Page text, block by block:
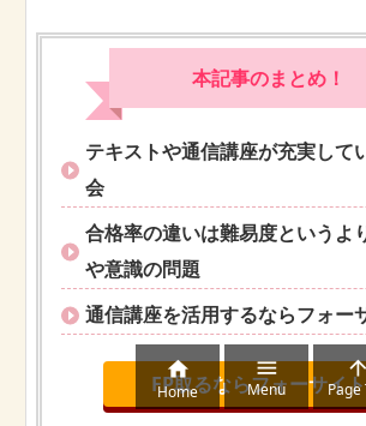
本記事のまとめ！
テキストや通信講座が充実して
会
合格率の違いは難易度というよ
や意識の問題
通信講座を活用するならフォー
FP取るならフォーサイ

Home

Menu Page